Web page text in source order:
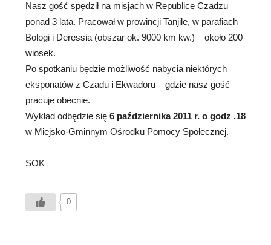
Nasz gość spędził na misjach w Republice Czadzu
ponad 3 lata. Pracował w prowincji Tanjile, w parafiach
Bologi i Deressia (obszar ok. 9000 km kw.) – około 200
wiosek.
Po spotkaniu będzie możliwość nabycia niektórych
eksponatów z Czadu i Ekwadoru – gdzie nasz gość
pracuje obecnie.
Wykład odbędzie się 6 października 2011 r. o godz .18
w Miejsko-Gminnym Ośrodku Pomocy Społecznej.
SOK
0